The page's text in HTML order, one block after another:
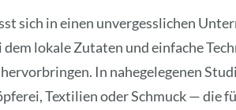
sich in einen unvergesslichen
lokale Zutaten und einfache
In nahegelegenen
Textilien oder Schmuck — die